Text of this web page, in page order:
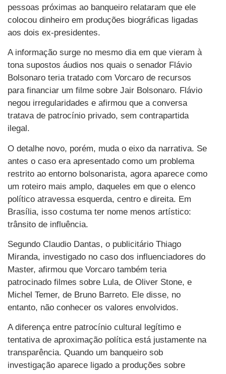
pessoas próximas ao banqueiro relataram que ele
colocou dinheiro em produções biográficas ligadas
aos dois ex-presidentes.
A informação surge no mesmo dia em que vieram à
tona supostos áudios nos quais o senador Flávio
Bolsonaro teria tratado com Vorcaro de recursos
para financiar um filme sobre Jair Bolsonaro. Flávio
negou irregularidades e afirmou que a conversa
tratava de patrocínio privado, sem contrapartida
ilegal.
O detalhe novo, porém, muda o eixo da narrativa. Se
antes o caso era apresentado como um problema
restrito ao entorno bolsonarista, agora aparece como
um roteiro mais amplo, daqueles em que o elenco
político atravessa esquerda, centro e direita. Em
Brasília, isso costuma ter nome menos artístico:
trânsito de influência.
Segundo Claudio Dantas, o publicitário Thiago
Miranda, investigado no caso dos influenciadores do
Master, afirmou que Vorcaro também teria
patrocinado filmes sobre Lula, de Oliver Stone, e
Michel Temer, de Bruno Barreto. Ele disse, no
entanto, não conhecer os valores envolvidos.
A diferença entre patrocínio cultural legítimo e
tentativa de aproximação política está justamente na
transparência. Quando um banqueiro sob
investigação aparece ligado a produções sobre